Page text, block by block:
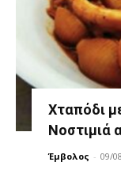
Χταπόδι
Νοστιμιά
Έμβολος - 09/